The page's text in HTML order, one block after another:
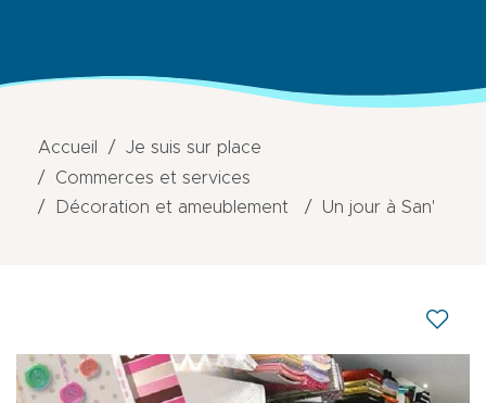
Accueil
Je suis sur place
Commerces et services
Décoration et ameublement
Un jour à San'